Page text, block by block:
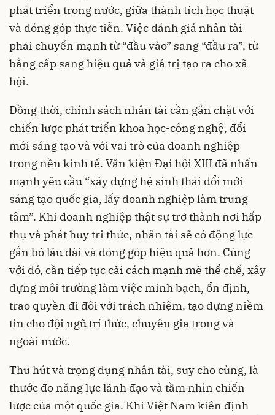
phát triển trong nước, giữa thành tích học thuật
và đóng góp thực tiễn. Việc đánh giá nhân tài
phải chuyển mạnh từ “đầu vào” sang “đầu ra”, từ
bằng cấp sang hiệu quả và giá trị tạo ra cho xã
hội.
Đồng thời, chính sách nhân tài cần gắn chặt với
chiến lược phát triển khoa học-công nghệ, đổi
mới sáng tạo và với vai trò của doanh nghiệp
trong nền kinh tế. Văn kiện Đại hội XIII đã nhấn
mạnh yêu cầu “xây dựng hệ sinh thái đổi mới
sáng tạo quốc gia, lấy doanh nghiệp làm trung
tâm”. Khi doanh nghiệp thật sự trở thành nơi hấp
thụ và phát huy tri thức, nhân tài sẽ có động lực
gắn bó lâu dài và đóng góp hiệu quả hơn. Cùng
với đó, cần tiếp tục cải cách mạnh mẽ thể chế, xây
dựng môi trường làm việc minh bạch, ổn định,
trao quyền đi đôi với trách nhiệm, tạo dựng niềm
tin cho đội ngũ trí thức, chuyên gia trong và
ngoài nước.
Thu hút và trọng dụng nhân tài, suy cho cùng, là
thước đo năng lực lãnh đạo và tầm nhìn chiến
lược của một quốc gia. Khi Việt Nam kiên định